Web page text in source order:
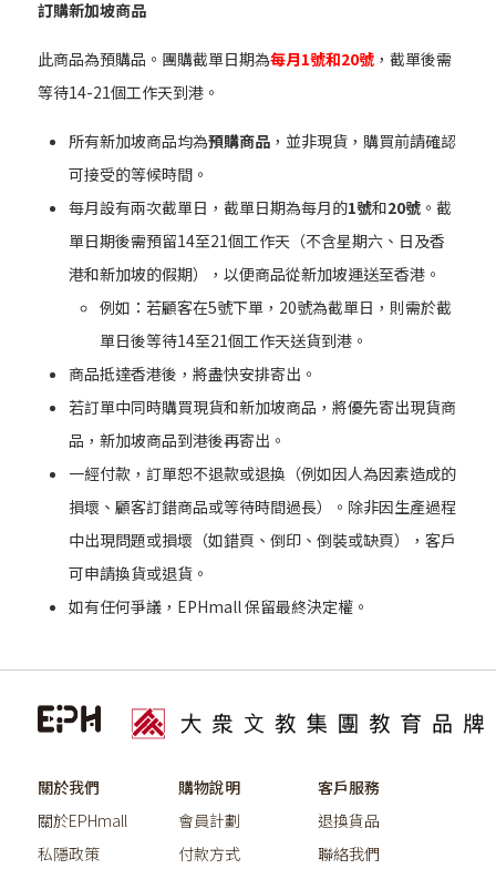
訂購新加坡商品
此商品為預購品。團購截單日期為每月1號和20號，截單後需
等待14-21個工作天到港。
所有新加坡商品均為預購商品，並非現貨，購買前請確認
可接受的等候時間。
每月設有兩次截單日，截單日期為每月的1號和20號。截
單日期後需預留14至21個工作天（不含星期六、日及香
港和新加坡的假期），以便商品從新加坡運送至香港。
例如：若顧客在5號下單，20號為截單日，則需於截
單日後等待14至21個工作天送貨到港。
商品抵達香港後，將盡快安排寄出。
若訂單中同時購買現貨和新加坡商品，將優先寄出現貨商
品，新加坡商品到港後再寄出。
一經付款，訂單恕不退款或退換（例如因人為因素造成的
損壞、顧客訂錯商品或等待時間過長）。除非因生產過程
中出現問題或損壞（如錯頁、倒印、倒裝或缺頁），客戶
可申請換貨或退貨。
如有任何爭議，EPHmall 保留最終決定權。
關於我們
關於EPHmall
私隱政策
購物說明
會員計劃
付款方式
客戶服務
退換貨品
聯絡我們